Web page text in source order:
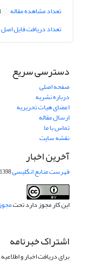
تعداد مشاهده مقاله
تعداد دریافت فایل اصل
دسترسی سریع
صفحه اصلی
درباره نشریه
اعضای هیات تحریریه
ارسال مقاله
تماس با ما
نقشه سایت
آخرین اخبار
فهرست منابع انگلیسی1398-12-16
این کار مجوز دارد تحتمجوز
اشتراک خبرنامه
برای دریافت اخبار و